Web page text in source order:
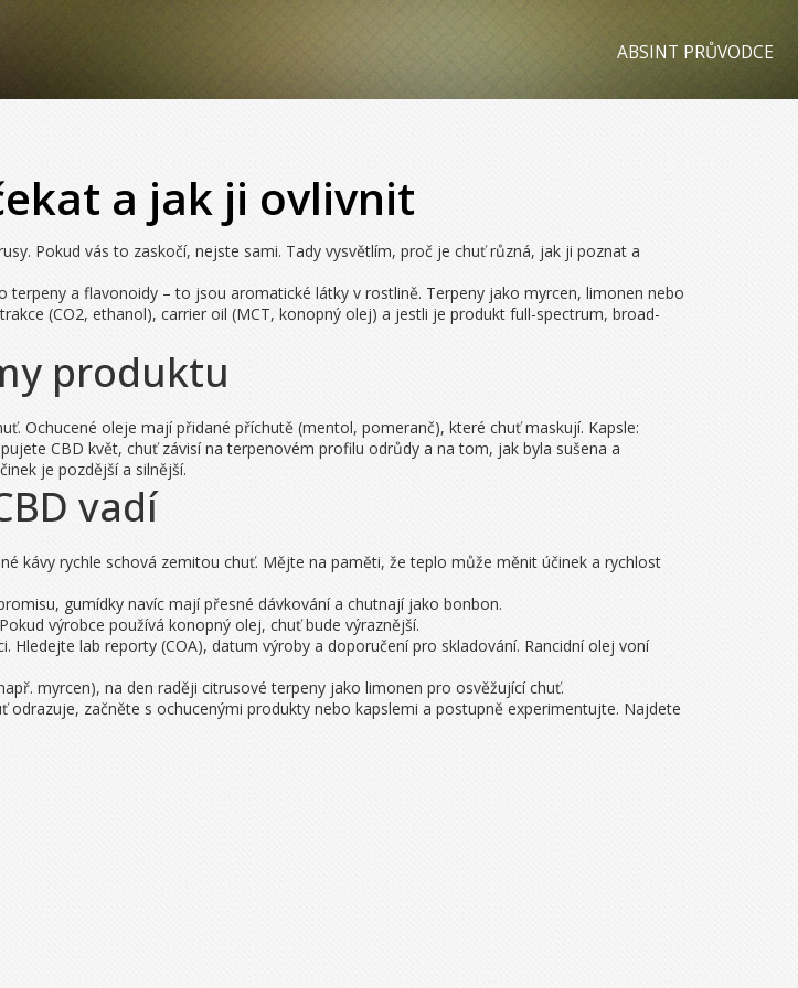
ABSINT PRŮVODCE
a jak ji ovlivnit
Pokud vás to zaskočí, nejste sami. Tady vysvětlím, proč je chuť různá, jak ji poznat a
a flavonoidy – to jsou aromatické látky v rostlině. Terpeny jako myrcen, limonen nebo
(CO2, ethanol), carrier oil (MCT, konopný olej) a jestli je produkt full-spectrum, broad-
produktu
Ochucené oleje mají přidané příchutě (mentol, pomeranč), které chuť maskují. Kapsle:
CBD květ, chuť závisí na terpenovém profilu odrůdy a na tom, jak byla sušena a
je pozdější a silnější.
vadí
kávy rychle schová zemitou chuť. Mějte na paměti, že teplo může měnit účinek a rychlost
gumídky navíc mají přesné dávkování a chutnají jako bonbon.
výrobce používá konopný olej, chuť bude výraznější.
lab reporty (COA), datum výroby a doporučení pro skladování. Rancidní olej voní
myrcen), na den raději citrusové terpeny jako limonen pro osvěžující chuť.
začněte s ochucenými produkty nebo kapslemi a postupně experimentujte. Najdete